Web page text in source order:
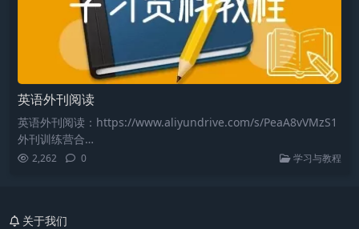
英语外刊阅读
英语外刊阅读：https://www.aliyundrive.com/s/PeaA8vVMzS1
外刊训练营合…
2,262 0 学习与教程
关于我们